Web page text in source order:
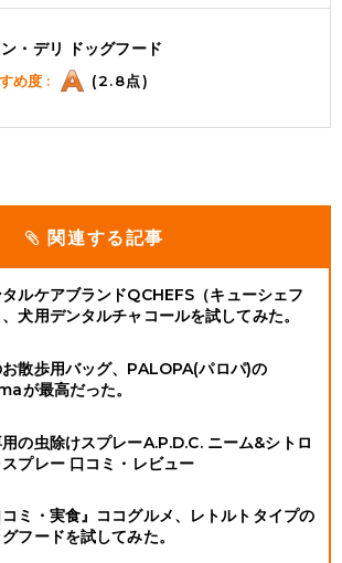
・デリ ドッグフード
め度 : (2.8点)
関連する記事
ルケアブランドQCHEFS（キューシェフ
犬用デンタルチャコールを試してみた。
散歩用バッグ、PALOPA(パロパ)の
が最高だった。
の虫除けスプレーA.P.D.C. ニーム&シトロ
プレー 口コミ・レビュー
コミ・実食』ココグルメ、レトルトタイプの
グフードを試してみた。